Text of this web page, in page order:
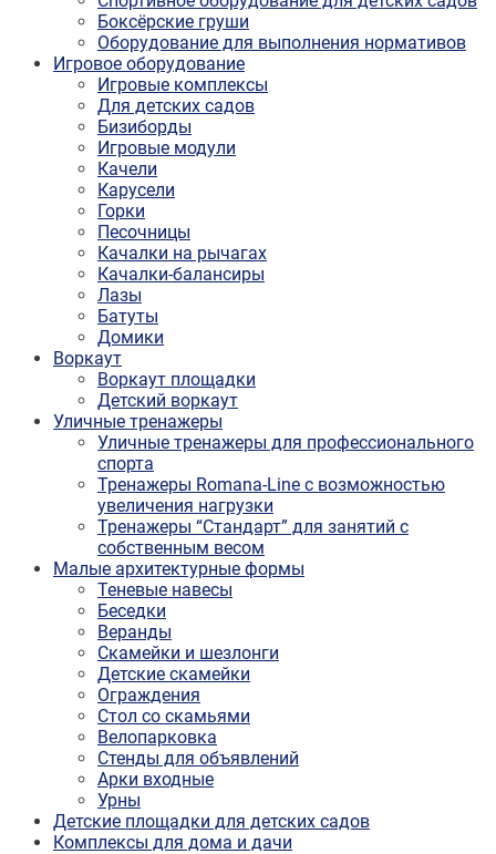
Боксёрские груши
Оборудование для выполнения нормативов
Игровое оборудование
Игровые комплексы
Для детских садов
Бизиборды
Игровые модули
Качели
Карусели
Горки
Песочницы
Качалки на рычагах
Качалки-балансиры
Лазы
Батуты
Домики
Воркаут
Воркаут площадки
Детский воркаут
Уличные тренажеры
Уличные тренажеры для профессионального
спорта
Тренажеры Romana-Line с возможностью
увеличения нагрузки
Тренажеры “Стандарт” для занятий с
собственным весом
Малые архитектурные формы
Теневые навесы
Беседки
Веранды
Скамейки и шезлонги
Детские скамейки
Ограждения
Стол со скамьями
Велопарковка
Стенды для объявлений
Арки входные
Урны
Детские площадки для детских садов
Комплексы для дома и дачи